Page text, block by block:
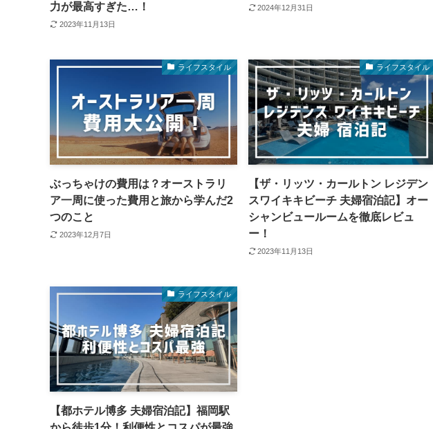
力が最高すぎた…！
2023年11月13日
2024年12月31日
ライフスタイル
ぶっちゃけの費用は？オーストラリ
ア一周に使った費用と旅から学んだ2
つのこと
2023年12月7日
ライフスタイル
【ザ・リッツ・カールトン レジデン
スワイキキビーチ 夫婦宿泊記】オー
シャンビュールームを徹底レビュ
ー！
2023年11月13日
ライフスタイル
【都ホテル博多 夫婦宿泊記】福岡駅